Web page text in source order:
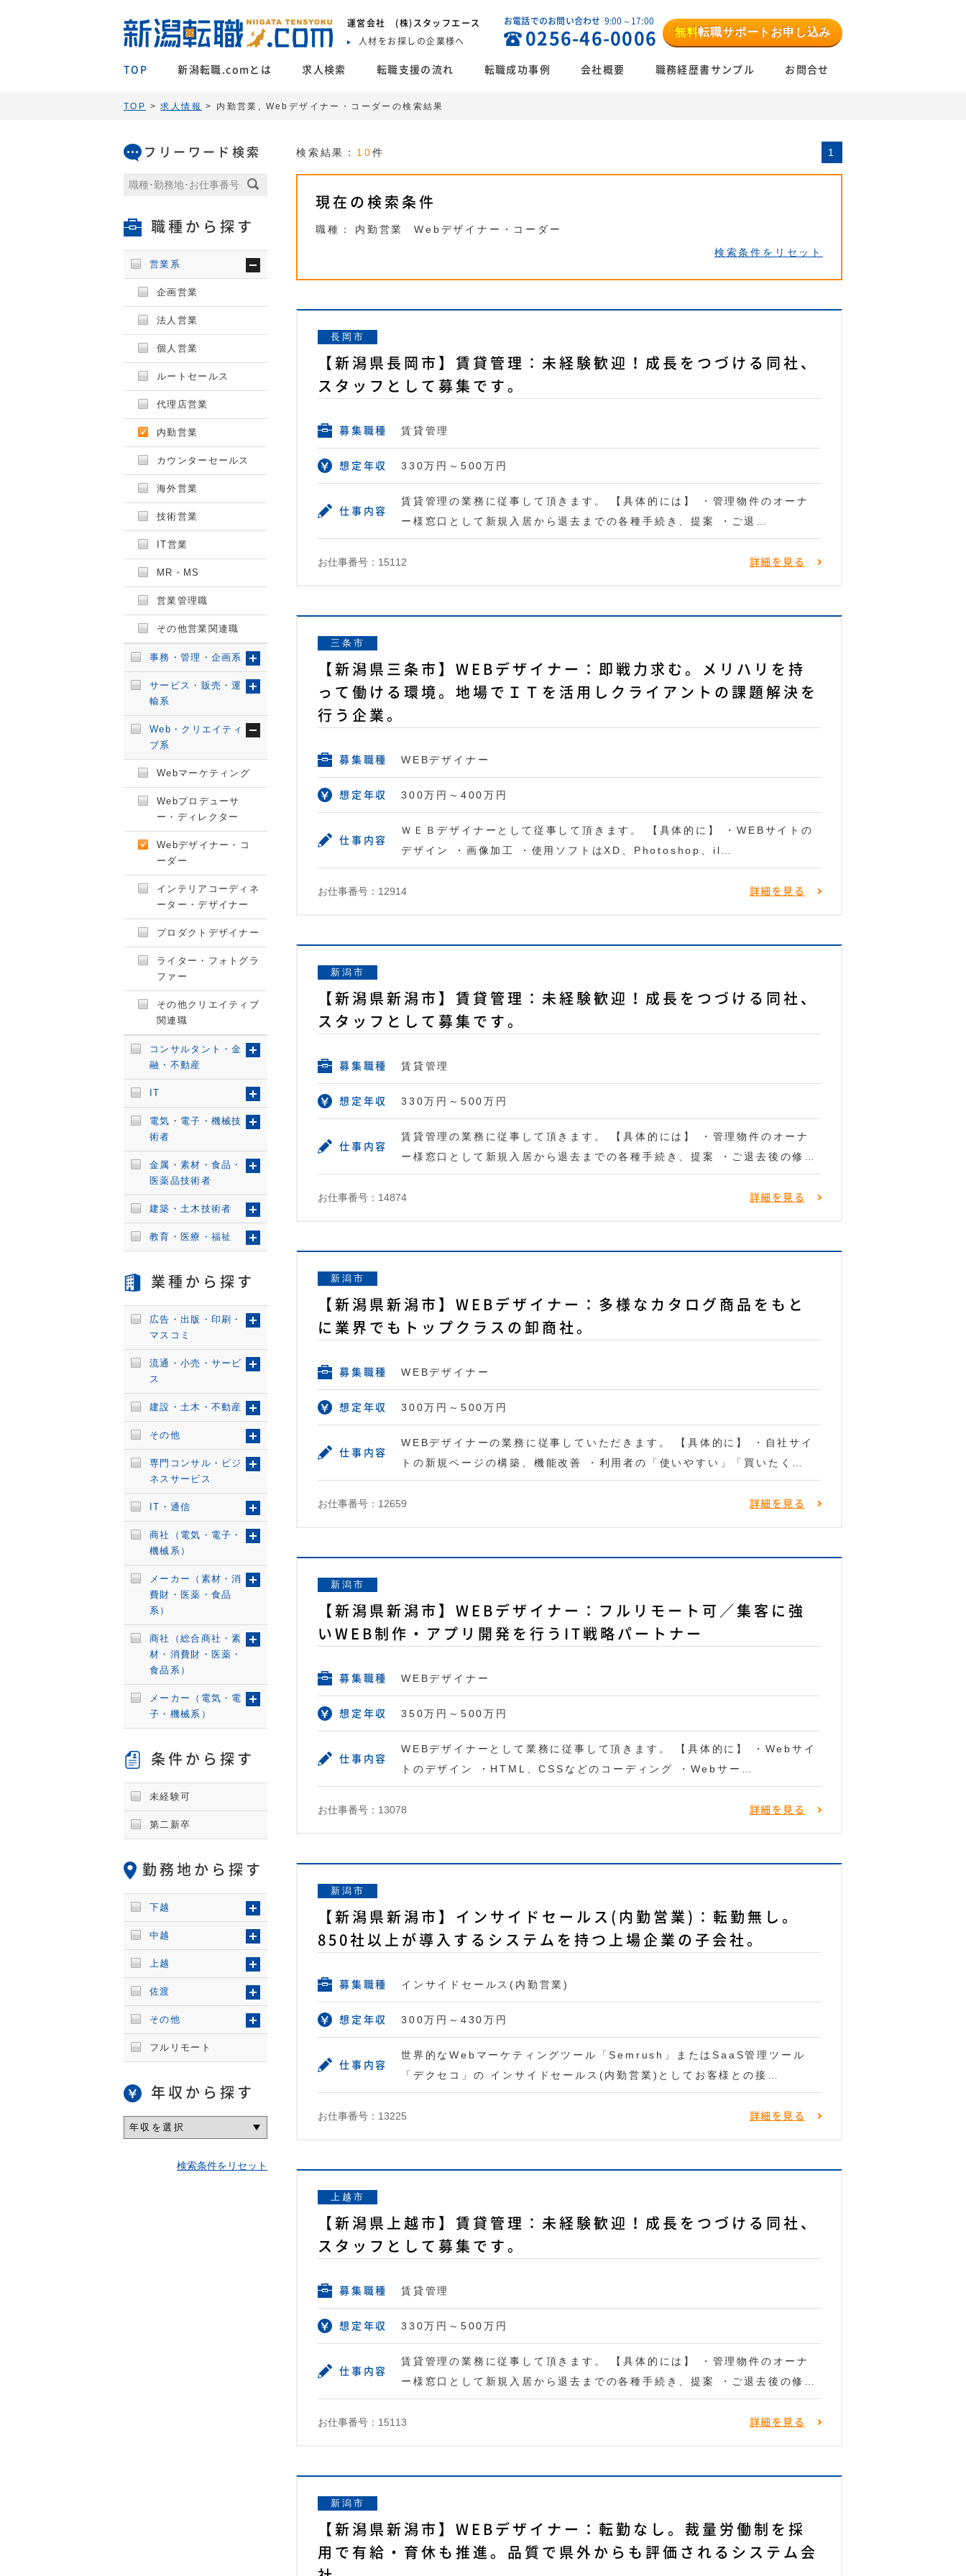
運営会社 (株)スタッフエース
人材をお探しの企業様へ
お電話でのお問い合わせ 9:00～17:00
0256-46-0006 無料転職サポートお申し込み
TOP 新潟転職.comとは 求人検索 転職支援の流れ 転職成功事例 会社概要 職務経歴書サンプル お問合せ
TOP >求人情報 > 内勤営業, Webデザイナー・コーダーの検索結果
検索結果： 10件 1
現在の検索条件
職種： 内勤営業
Webデザイナー・コーダー
検索条件をリセット
長岡市
【新潟県長岡市】賃貸管理：未経験歓迎！成長をつづける同社、
スタッフとして募集です。
募集職種 賃貸管理
想定年収 330万円～500万円
仕事内容
賃貸管理の業務に従事して頂きます。 【具体的には】 ・管理物件のオーナ
ー様窓口として新規入居から退去までの各種手続き、提案 ・ご退…
お仕事番号：15112 詳細を見る
三条市
【新潟県三条市】WEBデザイナー：即戦力求む。メリハリを持
って働ける環境。地場でＩＴを活用しクライアントの課題解決を
行う企業。
募集職種 WEBデザイナー
想定年収 300万円～400万円
仕事内容
ＷＥＢデザイナーとして従事して頂きます。 【具体的に】 ・WEBサイトの
デザイン ・画像加工 ・使用ソフトはXD、Photoshop、il…
お仕事番号：12914 詳細を見る
新潟市
【新潟県新潟市】賃貸管理：未経験歓迎！成長をつづける同社、
スタッフとして募集です。
募集職種 賃貸管理
想定年収 330万円～500万円
仕事内容
賃貸管理の業務に従事して頂きます。 【具体的には】 ・管理物件のオーナ
ー様窓口として新規入居から退去までの各種手続き、提案 ・ご退去後の修…
お仕事番号：14874 詳細を見る
新潟市
【新潟県新潟市】WEBデザイナー：多様なカタログ商品をもと
に業界でもトップクラスの卸商社。
募集職種 WEBデザイナー
想定年収 300万円～500万円
仕事内容
WEBデザイナーの業務に従事していただきます。 【具体的に】 ・自社サイ
トの新規ページの構築、機能改善 ・利用者の「使いやすい」「買いたく…
お仕事番号：12659 詳細を見る
新潟市
【新潟県新潟市】WEBデザイナー：フルリモート可／集客に強
いWEB制作・アプリ開発を行うIT戦略パートナー
募集職種 WEBデザイナー
想定年収 350万円～500万円
仕事内容
WEBデザイナーとして業務に従事して頂きます。 【具体的に】 ・Webサイ
トのデザイン ・HTML、CSSなどのコーディング ・Webサー…
お仕事番号：13078 詳細を見る
新潟市
【新潟県新潟市】インサイドセールス(内勤営業)：転勤無し。
850社以上が導入するシステムを持つ上場企業の子会社。
募集職種 インサイドセールス(内勤営業)
想定年収 300万円～430万円
仕事内容
世界的なWebマーケティングツール「Semrush」またはSaaS管理ツール
「デクセコ」の インサイドセールス(内勤営業)としてお客様との接…
お仕事番号：13225 詳細を見る
上越市
【新潟県上越市】賃貸管理：未経験歓迎！成長をつづける同社、
スタッフとして募集です。
募集職種 賃貸管理
想定年収 330万円～500万円
仕事内容
賃貸管理の業務に従事して頂きます。 【具体的には】 ・管理物件のオーナ
ー様窓口として新規入居から退去までの各種手続き、提案 ・ご退去後の修…
お仕事番号：15113 詳細を見る
新潟市
【新潟県新潟市】WEBデザイナー：転勤なし。裁量労働制を採
用で有給・育休も推進。品質で県外からも評価されるシステム会
フリーワード検索
職種から探す
営業系
企画営業
法人営業
個人営業
ルートセールス
代理店営業
内勤営業
カウンターセールス
海外営業
技術営業
IT営業
MR・MS
営業管理職
その他営業関連職
事務・管理・企画系
サービス・販売・運
輸系
Web・クリエイティ
ブ系
Webマーケティング
Webプロデューサ
ー・ディレクター
Webデザイナー・コ
ーダー
インテリアコーディネ
ーター・デザイナー
プロダクトデザイナー
ライター・フォトグラ
ファー
その他クリエイティブ
関連職
コンサルタント・金
融・不動産
IT
電気・電子・機械技
術者
金属・素材・食品・
医薬品技術者
建築・土木技術者
教育・医療・福祉
業種から探す
広告・出版・印刷・
マスコミ
流通・小売・サービ
ス
建設・土木・不動産
その他
専門コンサル・ビジ
ネスサービス
IT・通信
商社（電気・電子・
機械系）
メーカー（素材・消
費財・医薬・食品
系）
商社（総合商社・素
材・消費財・医薬・
食品系）
メーカー（電気・電
子・機械系）
条件から探す
未経験可
第二新卒
勤務地から探す
下越
中越
上越
佐渡
その他
フルリモート
年収から探す
検索条件をリセット